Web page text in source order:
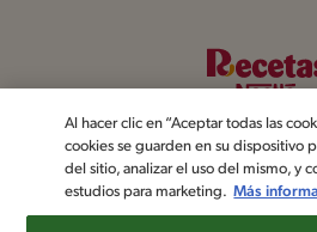
©2022, Nestlé. Marcas registradas por
Al hacer clic en “Aceptar todas las
cookies se guarden en su dispositivo
del sitio, analizar el uso del mismo, y
estudios para marketing. Más